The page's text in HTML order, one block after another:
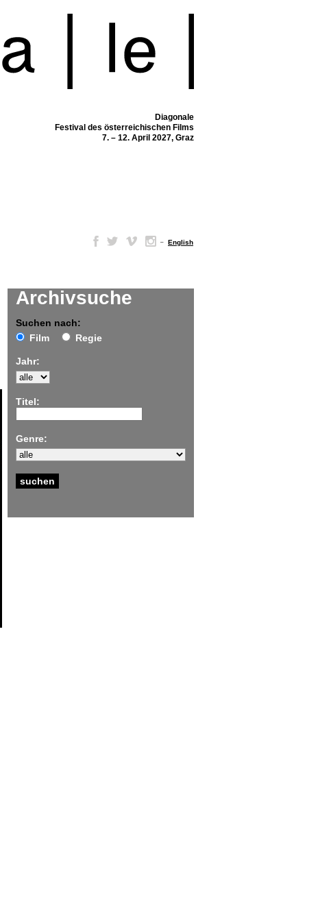
Diagonale
Festival des österreichischen Films
7. – 12. April 2027, Graz
– English
Archivsuche
Suchen nach:
Film
Regie
Jahr:
Titel:
Genre: